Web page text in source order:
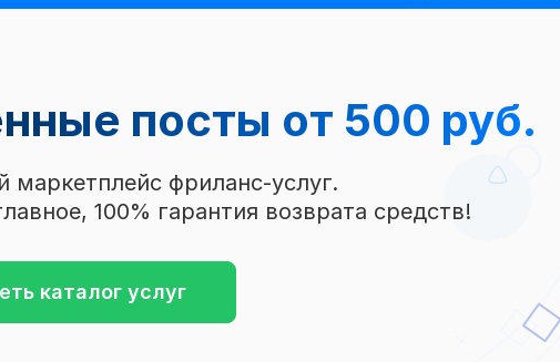
посты от 500 руб.
маркетплейс фриланс-услуг.
100% гарантия возврата средств!
каталог услуг